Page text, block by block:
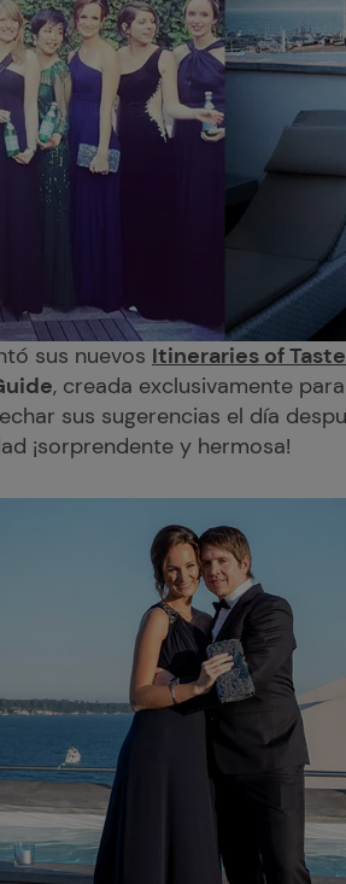
sus nuevos Itineraries of Taste
, creada exclusivamente
sus sugerencias el día
¡sorprendente y hermosa!